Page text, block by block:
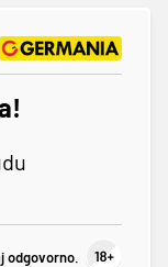
odgovorno.